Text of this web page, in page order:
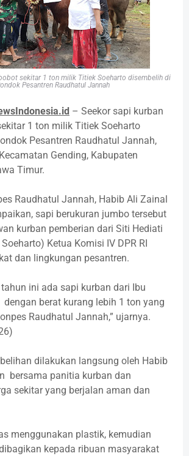
sekitar 1 ton milik Titiek Soeharto disembelih di
Pesantren Raudhatul Jannah
– Seekor sapi kurban
1 ton milik Titiek Soeharto
Pesantren Raudhatul Jannah,
Gending, Kabupaten
Timur.
Raudhatul Jannah, Habib Ali Zainal
sapi berukuran jumbo tersebut
kurban pemberian dari Siti Hediati
Ketua Komisi IV DPR RI
dan lingkungan pesantren.
ini ada sapi kurban dari Ibu
berat kurang lebih 1 ton yang
Raudhatul Jannah,” ujarnya.
dilakukan langsung oleh Habib
bersama panitia kurban dan
sekitar yang berjalan aman dan
menggunakan plastik, kemudian
kepada ribuan masyarakat